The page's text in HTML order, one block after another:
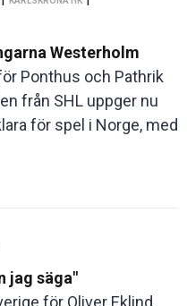
Westerholm
Ponthus och Pathrik
från SHL uppger nu
för spel i Norge, med
jag säga"
för Oliver Eklind.